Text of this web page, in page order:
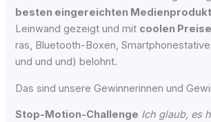
bes­ten ein­ge­reich­ten
Lein­wand gezeigt und mit coo­len
ras, Blue­tooth-Boxen,
und und und) belohnt.
Das sind unse­re Gewin­ne­rin­nen und
Stop-Moti­on-Chall­enge Ich glaub, es